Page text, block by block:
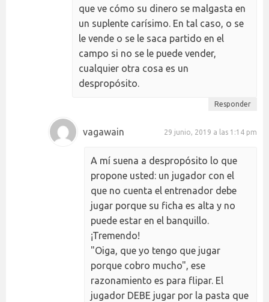
que ve cómo su dinero se malgasta en
un suplente carísimo. En tal caso, o se
le vende o se le saca partido en el
campo si no se le puede vender,
cualquier otra cosa es un
despropósito.
Responder
vagawain 29 junio, 2019 a las 1:14 pm
A mí suena a despropósito lo que
propone usted: un jugador con el
que no cuenta el entrenador debe
jugar porque su ficha es alta y no
puede estar en el banquillo.
¡Tremendo!
"Oiga, que yo tengo que jugar
porque cobro mucho", ese
razonamiento es para flipar. El
jugador DEBE jugar por la pasta que